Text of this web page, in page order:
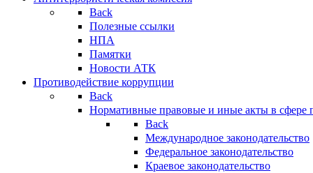
Back
Полезные ссылки
НПА
Памятки
Новости АТК
Противодействие коррупции
Back
Нормативные правовые и иные акты в сфере
Back
Международное законодательство
Федеральное законодательство
Краевое законодательство